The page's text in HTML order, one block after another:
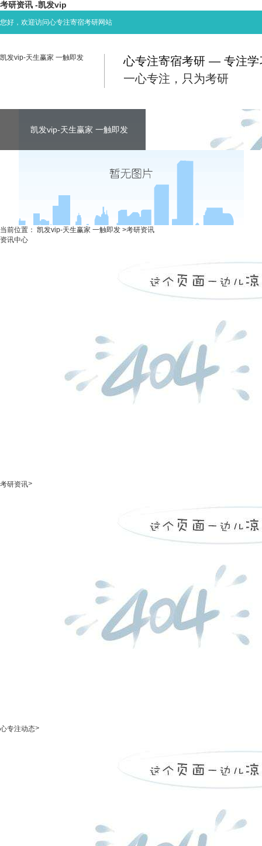
考研资讯 -凯发vip
您好，欢迎访问心专注寄宿考研网站
凯发vip-天生赢家 一触即发
心专注寄宿考研 — 专注学
一心专注，只为考研
凯发vip-天生赢家 一触即发 凯发vip-天生赢家 一触即发
凯发vip-天生赢家 一触即发 考研资讯
当前位置： 凯发vip-天生赢家 一触即发 >考研资讯
资讯中心
考研资讯>
心专注动态>